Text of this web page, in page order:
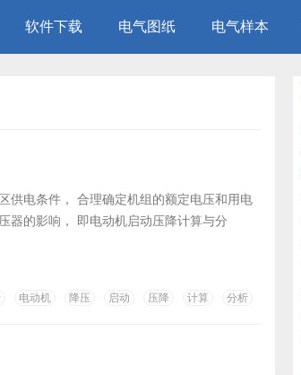
软件下载 电气图纸 电气样本
供电条件， 合理确定机组的额定电压和用电
器的影响， 即电动机启动压降计算与分
电动机 降压 启动 压降 计算 分析